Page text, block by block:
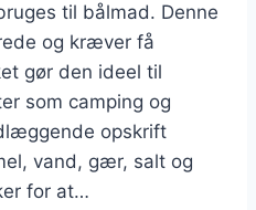
til bålmad. Denne
og kræver få
gør den ideel til
som camping og
opskrift
vand, gær, salt og
for at…